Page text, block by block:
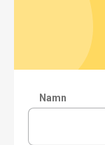
Namn